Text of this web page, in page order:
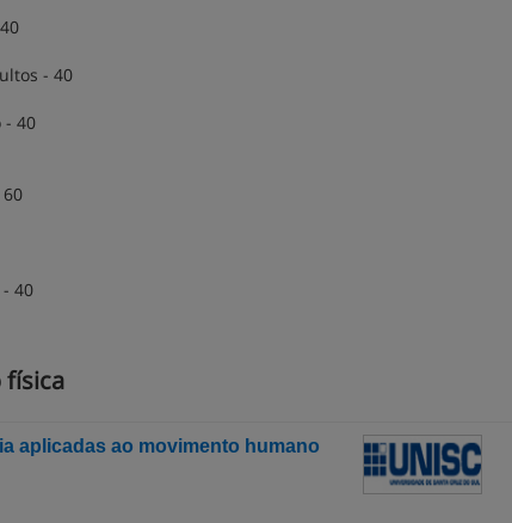
- 40
- 40
40
física
aplicadas ao movimento humano